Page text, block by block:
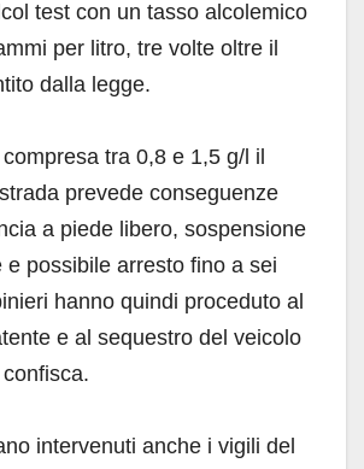
test con un tasso alcolemico
per litro, tre volte oltre il
dalla legge.
tra 0,8 e 1,5 g/l il
prevede conseguenze
a piede libero, sospensione
e possibile arresto fino a sei
hanno quindi proceduto al
e al sequestro del veicolo
intervenuti anche i vigili del